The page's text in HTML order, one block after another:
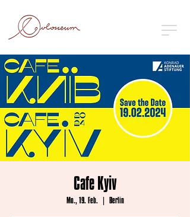
Cafe Kyiv
Mo., 19. Feb.
  |
Berlin